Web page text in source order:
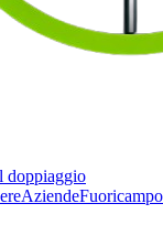
doppiaggio
AziendeFuoricampo